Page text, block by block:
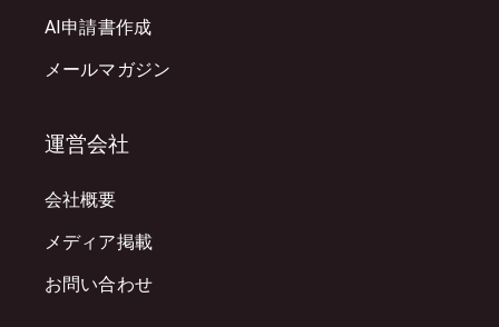
AI申請書作成
メールマガジン
運営会社
会社概要
メディア掲載
お問い合わせ